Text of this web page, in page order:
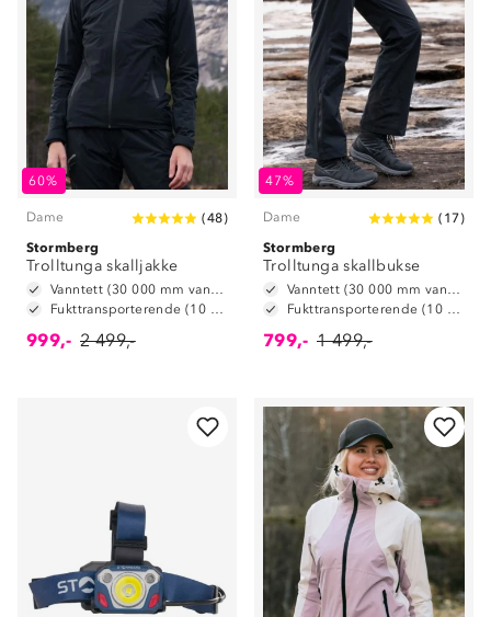
60%
Dame (48)
Stormberg
Trolltunga skalljakke
Vanntett (30 000 mm vannsøyle)
Fukttransporterende (10 000 g/m2/24t)
999,- 2 499,-
47%
Dame ( 17)
Stormberg
Trolltunga skallbukse
Vanntett (30 000 mm vannsøyle)
Fukttransporterende (10 000 g/m2/24t)
799,- 1 499,-